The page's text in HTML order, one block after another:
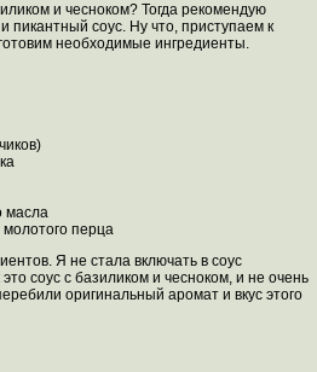
и чесноком? Тогда рекомендую
пикантный соус. Ну что, приступаем к
необходимые ингредиенты.
масла
перца
Я не стала включать в соус
соус с базиликом и чесноком, и не очень
оригинальный аромат и вкус этого